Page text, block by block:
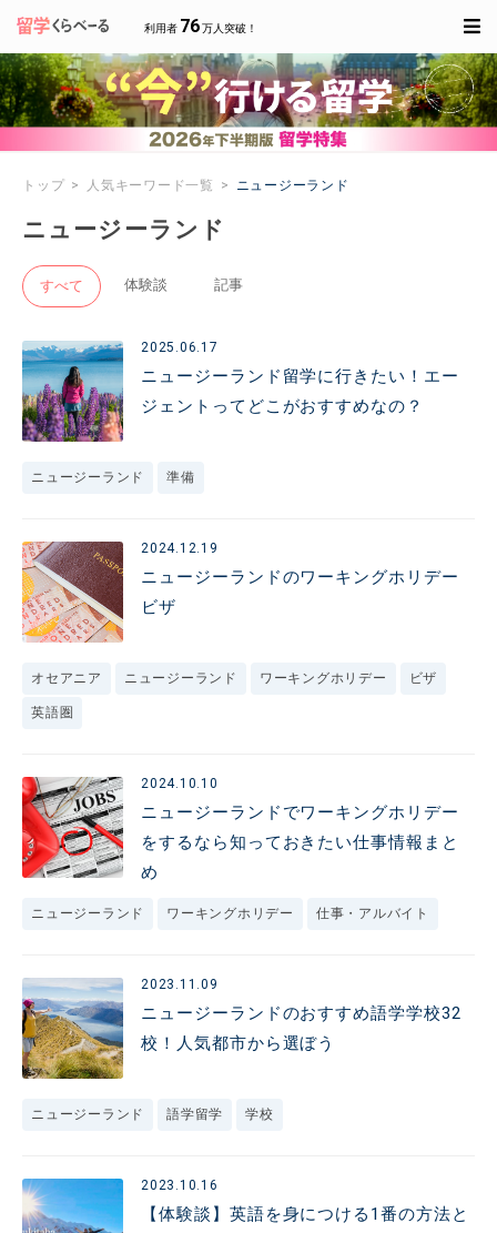
利用者 76万人突破！
トップ 人気キーワード一覧 ニュージーランド
ニュージーランド
すべて 体験談 記事
2025.06.17
ニュージーランド留学に行きたい！エー
ジェントってどこがおすすめなの？
ニュージーランド 準備
2024.12.19
ニュージーランドのワーキングホリデー
ビザ
オセアニア ニュージーランド ワーキングホリデー ビザ
英語圏
2024.10.10
ニュージーランドでワーキングホリデー
をするなら知っておきたい仕事情報まと
め
ニュージーランド ワーキングホリデー 仕事・アルバイト
2023.11.09
ニュージーランドのおすすめ語学学校32
校！人気都市から選ぼう
ニュージーランド 語学留学 学校
2023.10.16
【体験談】英語を身につける1番の方法と